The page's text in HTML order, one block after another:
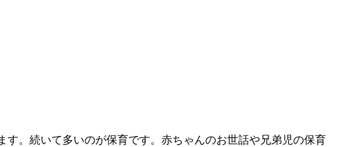
。続いて多いのが保育です。赤ちゃんのお世話や兄弟児の保育